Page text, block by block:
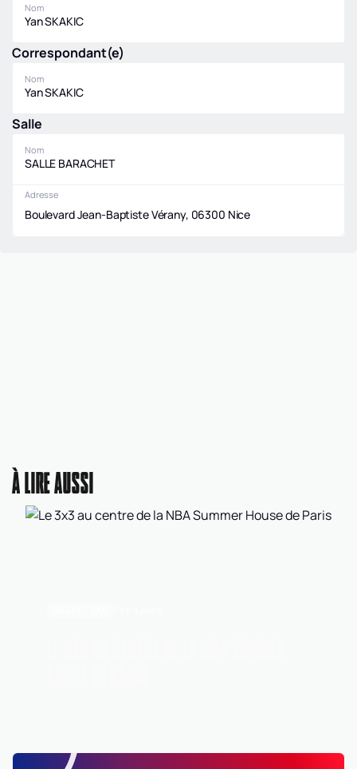
Nom
Yan SKAKIC
Correspondant(e)
Nom
Yan SKAKIC
Salle
Nom
SALLE BARACHET
Adresse
Boulevard Jean-Baptiste Vérany, 06300 Nice
À LIRE AUSSI